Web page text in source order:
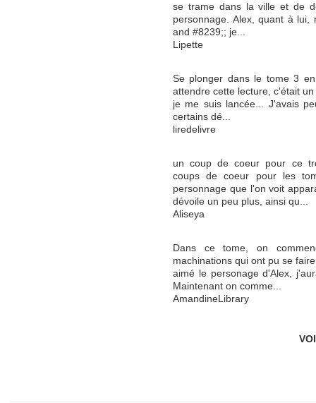
se trame dans la ville et de
personnage. Alex, quant à
and #8239;; je...
Lipette
Se plonger dans le tome 3
attendre cette lecture, c'était
je me suis lancée... J'avais
certains dé...
liredelivre
un coup de coeur pour ce
coups de coeur pour les
personnage que l'on voit
dévoile un peu plus, ainsi qu...
Aliseya
Dans ce tome, on
machinations qui ont pu se
aimé le personage d'Alex,
Maintenant on comme...
AmandineLibrary